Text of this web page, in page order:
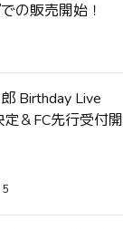
の販売開始！
Birthday Live
＆FC先行受付開
5